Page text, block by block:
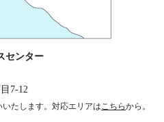
センター
7-12
たします。対応エリアは こちらから。